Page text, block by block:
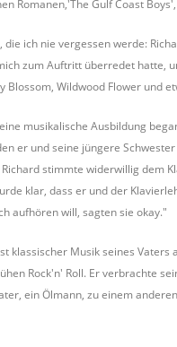
Romanen,'The Gulf Coast
ich nie vergessen werde:
zum Auftritt überredet hatte,
Wildwood Flower und
musikalische Ausbildung
er und seine jüngere
stimmte widerwillig dem
klar, dass er und der
aufhören will, sagten sie okay."
Musik seines
Rock'n' Roll. Er verbrachte
ein Ölmann, zu einem